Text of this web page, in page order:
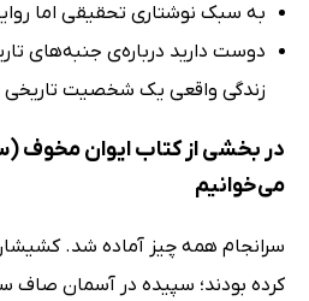
به سبک نوشتاری تحقیقی اما
دوست دارید درباره‌ی جنبه‌های
زندگی واقعی یک شخصیت تاریخی
در بخشی از کتاب ایوان مخوف
می‌خوانیم
سرانجام همه چیز آماده شد.
کرده بودند؛ سپیده در آسمان صاف سر